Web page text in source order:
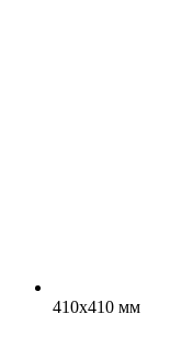
410x410 мм